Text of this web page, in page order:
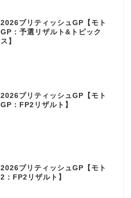
2026ブリティッシュGP【モト
GP：予選リザルト&トピック
ス】
2026ブリティッシュGP【モト
GP：FP2リザルト】
2026ブリティッシュGP【モト
2：FP2リザルト】